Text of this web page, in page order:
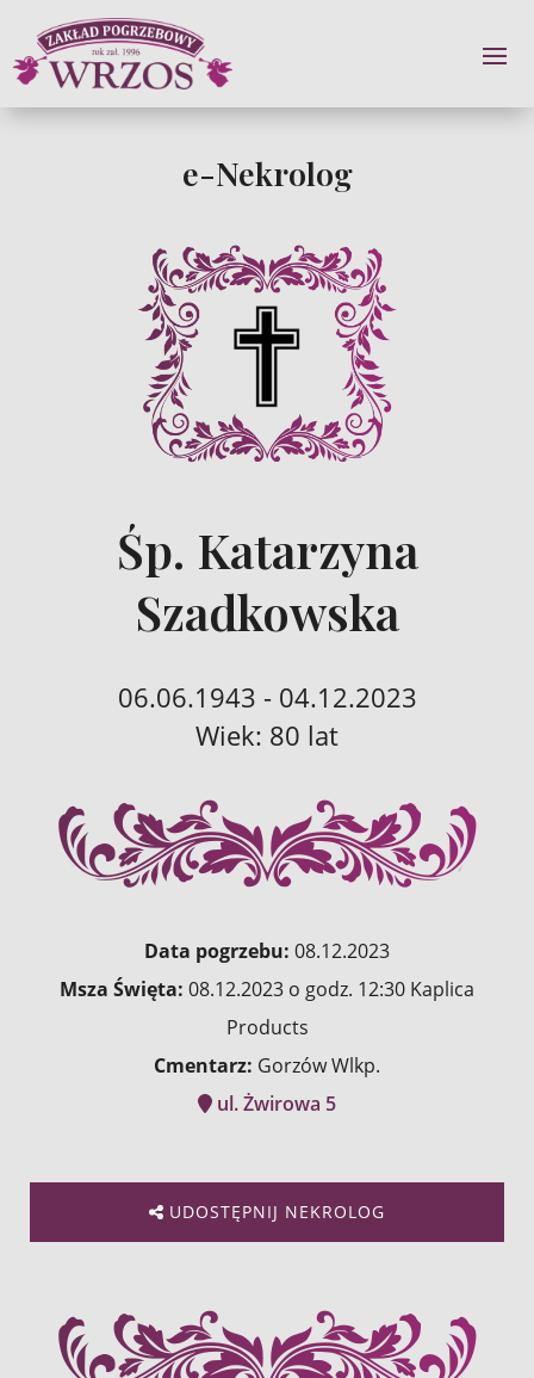
e-Nekrolog
Śp. Katarzyna
Szadkowska
06.06.1943 - 04.12.2023
Wiek: 80 lat
Data pogrzebu: 08.12.2023
Msza Święta: 08.12.2023 o godz. 12:30 Kaplica
Products
Cmentarz: Gorzów Wlkp.
ul. Żwirowa 5
UDOSTĘPNIJ NEKROLOG